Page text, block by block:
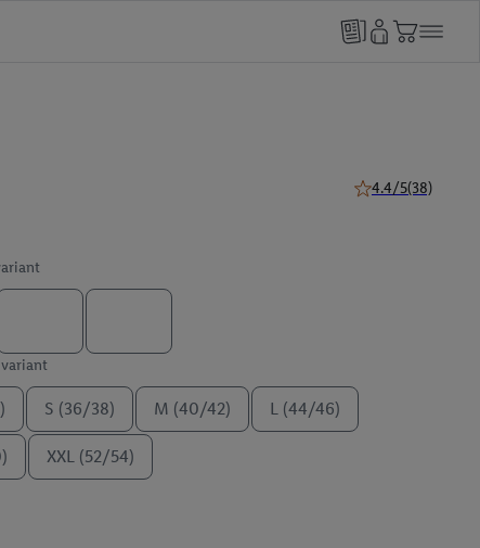
4.4/5(38)
S (36/38) M (40/42) L (44/46)
XXL (52/54)